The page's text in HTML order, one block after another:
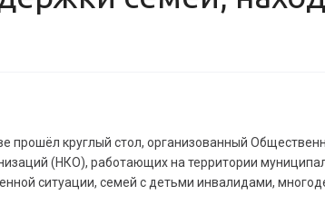
прошёл круглый стол, организованный
(НКО), работающих на территории
ситуации, семей с детьми инвалидами,